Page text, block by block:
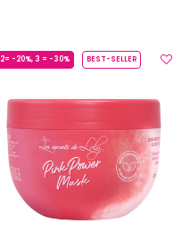
2= -20%, 3 = -30% BEST-SELLER